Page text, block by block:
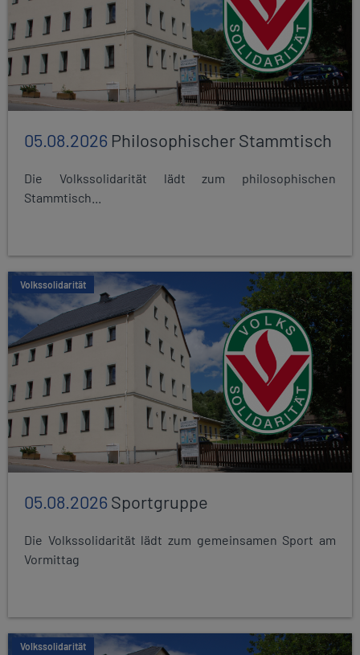
05.08.2026 Philosophischer Stammtisch
Die Volkssolidarität lädt zum philosophischen
Stammtisch...
Volkssolidarität
05.08.2026Sportgruppe
Die Volkssolidarität lädt zum gemeinsamen Sport am
Vormittag
Volkssolidarität